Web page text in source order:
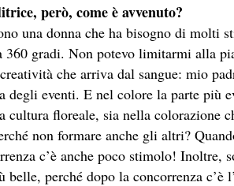
però, come è avvenuto?
una donna che ha bisogno di molti
360 gradi. Non potevo limitarmi alla
che arriva dal sangue: mio
degli eventi. E nel colore la parte più
floreale, sia nella colorazione
non formare anche gli altri?
c’è anche poco stimolo! Inoltre,
perché dopo la concorrenza c’è